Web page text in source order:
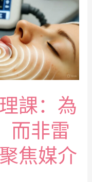
課：為
而非雷
焦媒介